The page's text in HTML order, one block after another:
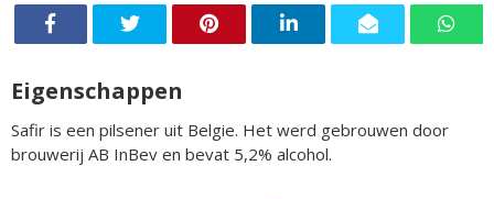
Eigenschappen
Safir is een pilsener uit Belgie. Het werd gebrouwen door
brouwerij AB InBev en bevat 5,2% alcohol.